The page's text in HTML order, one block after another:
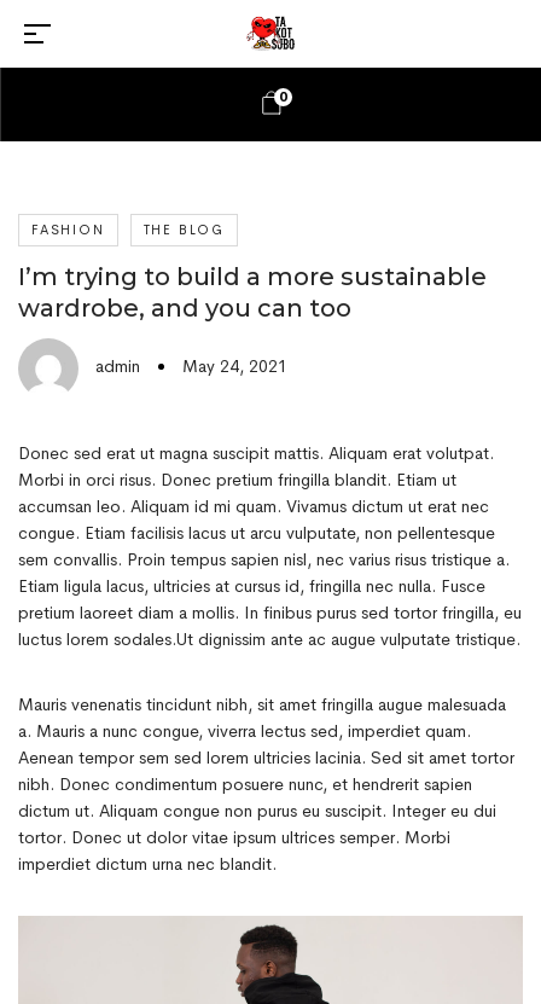
0
FASHION THE BLOG
I’m trying to build a more sustainable
wardrobe, and you can too
admin May 24, 2021
Donec sed erat ut magna suscipit mattis. Aliquam erat volutpat.
Morbi in orci risus. Donec pretium fringilla blandit. Etiam ut
accumsan leo. Aliquam id mi quam. Vivamus dictum ut erat nec
congue. Etiam facilisis lacus ut arcu vulputate, non pellentesque
sem convallis. Proin tempus sapien nisl, nec varius risus tristique a.
Etiam ligula lacus, ultricies at cursus id, fringilla nec nulla. Fusce
pretium laoreet diam a mollis. In finibus purus sed tortor fringilla, eu
luctus lorem sodales.Ut dignissim ante ac augue vulputate tristique.
Mauris venenatis tincidunt nibh, sit amet fringilla augue malesuada
a. Mauris a nunc congue, viverra lectus sed, imperdiet quam.
Aenean tempor sem sed lorem ultricies lacinia. Sed sit amet tortor
nibh. Donec condimentum posuere nunc, et hendrerit sapien
dictum ut. Aliquam congue non purus eu suscipit. Integer eu dui
tortor. Donec ut dolor vitae ipsum ultrices semper. Morbi
imperdiet dictum urna nec blandit.